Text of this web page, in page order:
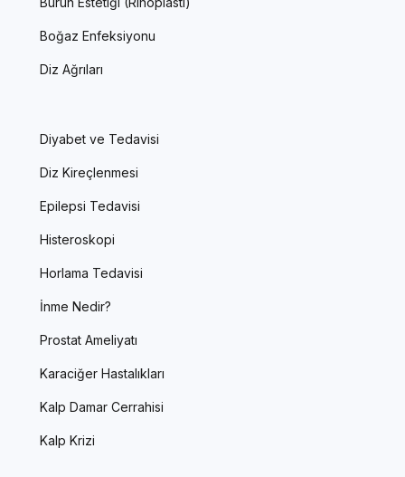
Boğaz Enfeksiyonu
Diz Ağrıları
Diyabet ve Tedavisi
Diz Kireçlenmesi
Epilepsi Tedavisi
Histeroskopi
Horlama Tedavisi
İnme Nedir?
Prostat Ameliyatı
Karaciğer Hastalıkları
Kalp Damar Cerrahisi
Kalp Krizi